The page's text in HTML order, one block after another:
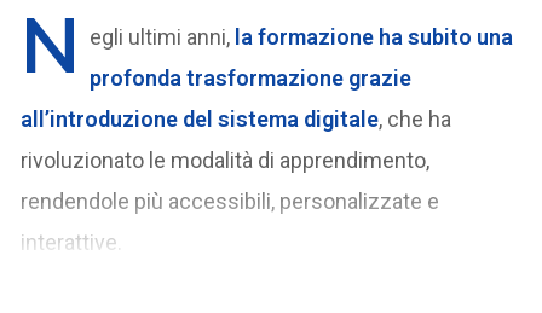
N egli ultimi anni, laformazione ha subito una
profonda trasformazione grazie
all’introduzione del sistema digitale, che ha
rivoluzionato le modalità di apprendimento,
rendendole più accessibili, personalizzate e
interattive.